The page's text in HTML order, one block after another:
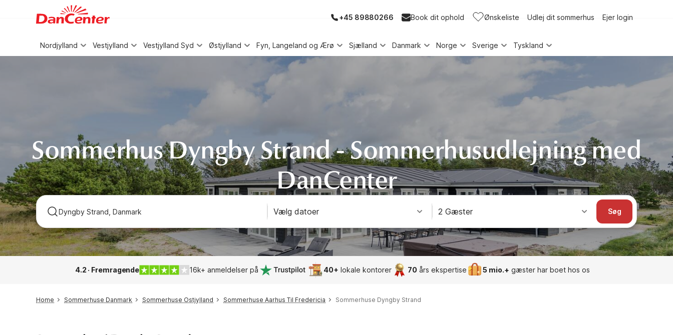
WIZARD MEMBER
+45 89880266 Book dit ophold Ønskeliste Udlej dit sommerhus Ejer login
Nordjylland Vestjylland Vestjylland Syd Østjylland Fyn, Langeland og Ærø Sjælland Danmark Norge Sverige Tyskland
Sommerhus Dyngby Strand - Sommerhusudlejning med
DanCenter
Vælg datoer 2 Gæster Søg
4.2 · Fremragende 16k+ anmeldelser på 40+ lokale kontorer 70 års ekspertise 5 mio.+ gæster har boet hos os
Home Sommerhuse Danmark Sommerhuse Ostjylland Sommerhuse Aarhus Til Fredericia Sommerhuse Dyngby Strand